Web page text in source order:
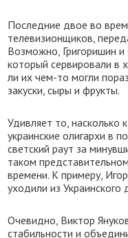
Последние двое во
телевизионщиков,
Возможно, Григоришин
который сервировали в
ли их чем-то могли
закуски, сыры и фрукты.
Удивляет то, насколько
украинские олигархи в
светский раут за
таком
времени. К примеру,
уходили из
Очевидно, Виктор
стабильности и